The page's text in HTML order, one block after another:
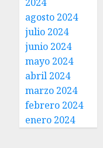
agosto 2024
julio 2024
junio 2024
mayo 2024
abril 2024
marzo 2024
febrero 2024
enero 2024